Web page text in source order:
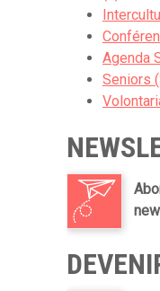
Agenda
Seniors